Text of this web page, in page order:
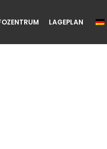
LAGEPLAN